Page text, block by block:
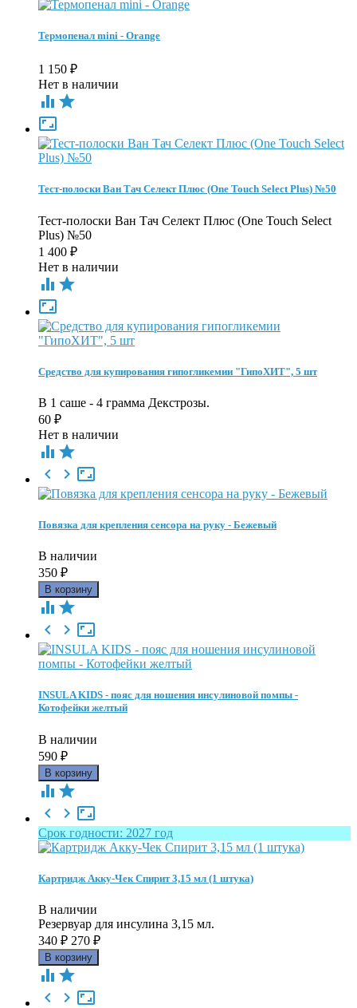
Термопенал mini - Orange
1 150 ₽
Нет в наличии
 

Тест-полоски Ван Тач Селект Плюс (One Touch Select Plus) №50
Тест-полоски Ван Тач Селект Плюс (One Touch Select
Plus) №50
1 400 ₽
Нет в наличии
 

Средство для купирования гипогликемии "ГипоХИТ", 5 шт
В 1 саше - 4 грамма Декстрозы.
60 ₽
Нет в наличии
 

 
Повязка для крепления сенсора на руку - Бежевый
В наличии
350 ₽
 

 
INSULA KIDS - пояс для ношения инсулиновой помпы -
Котофейки желтый
В наличии
590 ₽
 

 
Срок годности: 2027 год
Картридж Акку-Чек Спирит 3,15 мл (1 штука)
В наличии
Резервуар для инсулина 3,15 мл.
340 ₽ 270 ₽
 

 